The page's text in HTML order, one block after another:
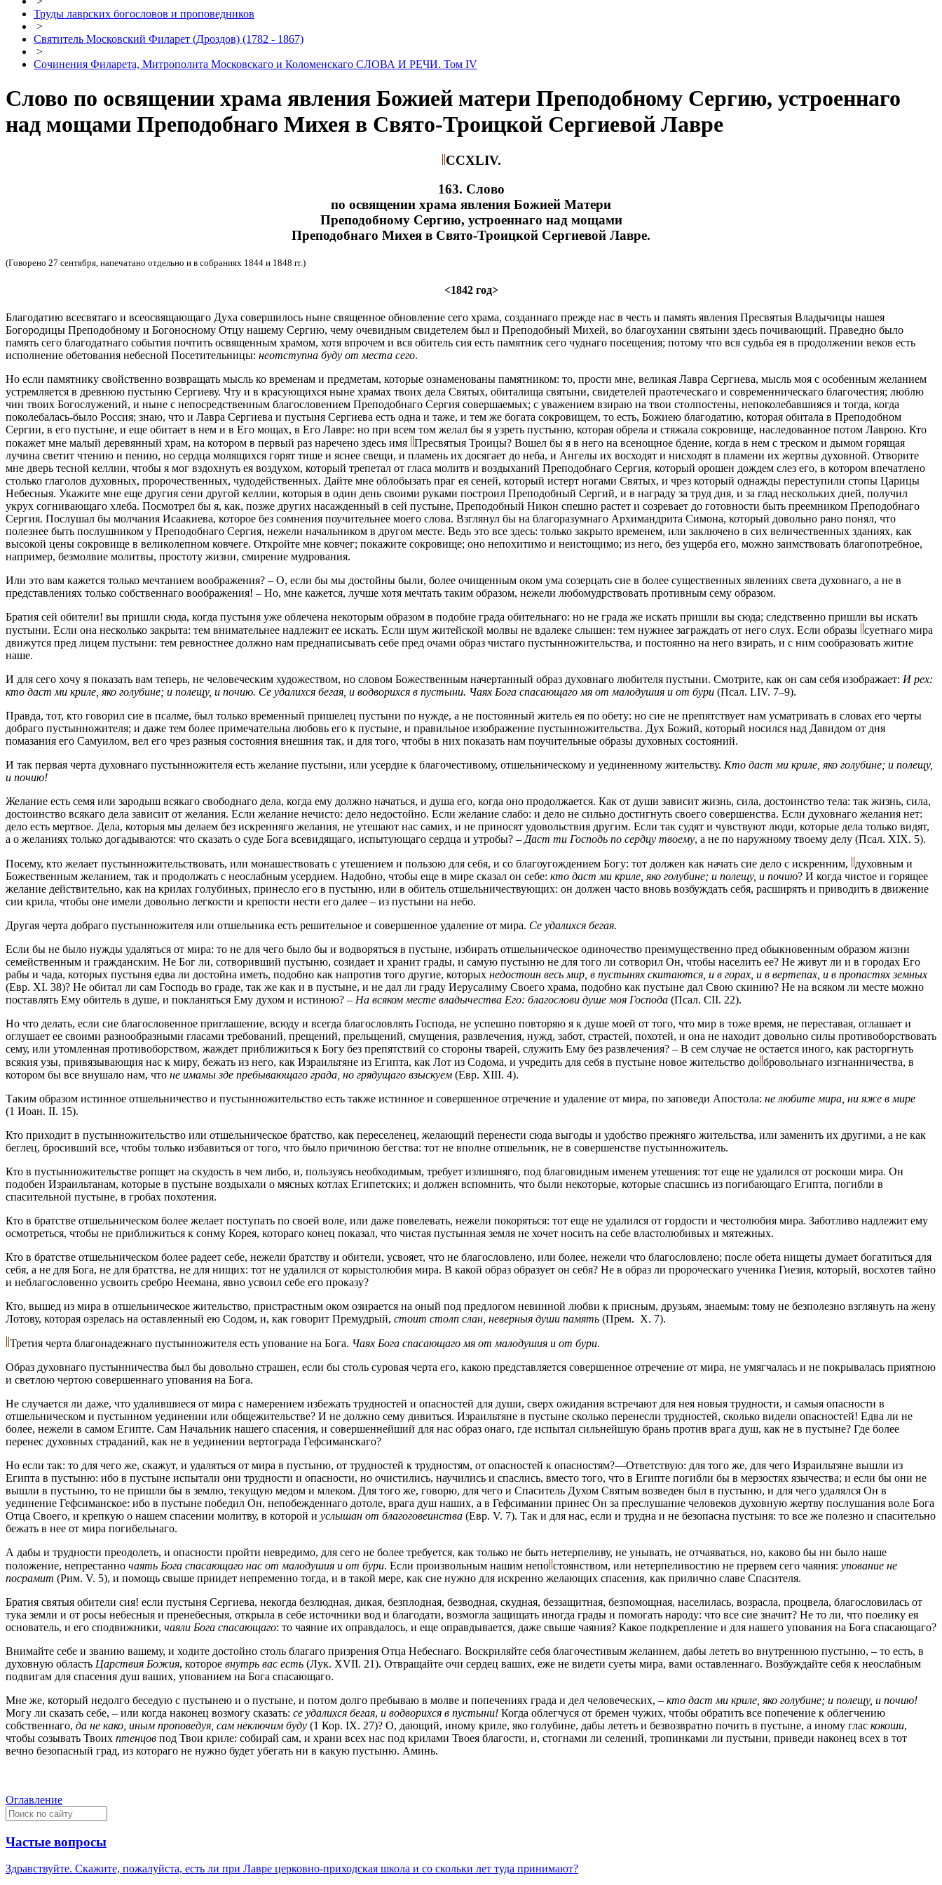
Труды лаврских богословов и проповедников
>
Святитель Московский Филарет (Дроздов) (1782 - 1867)
>
Сочинения Филарета, Митрополита Московскаго и Коломенскаго СЛОВА И РЕЧИ. Том IV
Слово по освящении храма явления Божией матери Преподобному Сергию, устроеннаго
над мощами Преподобнаго Михея в Свято-Троицкой Сергиевой Лавре
CСXLIV.
163. Слово
по освящении храма явления Божией Матери
Преподобному Сергию, устроеннаго над мощами
Преподобнаго Михея в Свято-Троицкой Сергиевой Лавре.
(Говорено 27 сентября, напечатано отдельно и в собраниях 1844 и 1848 гг.)
<1842 год>
Благодатию всесвятаго и всеосвящающаго Духа совершилось ныне священное обновление сего храма, созданнаго прежде нас в честь и память явления Пресвятыя Владычицы нашея
Богородицы Преподобному и Богоносному Отцу нашему Сергию, чему очевидным свидетелем был и Преподобный Михей, во благоухании святыни здесь почивающий. Праведно было
память сего благодатнаго события почтить освященным храмом, хотя впрочем и вся обитель сия есть памятник сего чуднаго посещения; потому что вся судьба ея в продолжении веков есть
исполнение обетования небесной Посетительницы: неотступна буду от места сего.
Но если памятнику свойственно возвращать мысль ко временам и предметам, которые ознаменованы памятником: то, прости мне, великая Лавра Сергиева, мысль моя с особенным желанием
устремляется в древнюю пустыню Сергиеву. Чту и в красующихся ныне храмах твоих дела Святых, обиталища святыни, свидетелей праотеческаго и современническаго благочестия; люблю
чин твоих Богослужений, и ныне с непосредственным благословением Преподобнаго Сергия совершаемых; с уважением взираю на твои столпостены, непоколебавшияся и тогда, когда
поколебалась-было Россия; знаю, что и Лавра Сергиева и пустыня Сергиева есть одна и таже, и тем же богата сокровищем, то есть, Божиею благодатию, которая обитала в Преподобном
Сергии, в его пустыне, и еще обитает в нем и в Его мощах, в Его Лавре: но при всем том желал бы я узреть пустыню, которая обрела и стяжала сокровище, наследованное потом Лаврою. Кто
покажет мне малый деревянный храм, на котором в первый раз наречено здесь имя Пресвятыя Троицы? Вошел бы я в него на всенощное бдение, когда в нем с треском и дымом горящая
лучина светит чтению и пению, но сердца молящихся горят тише и яснее свещи, и пламень их досягает до неба, и Ангелы их восходят и нисходят в пламени их жертвы духовной. Отворите
мне дверь тесной келлии, чтобы я мог вздохнуть ея воздухом, который трепетал от гласа молитв и воздыханий Преподобнаго Сергия, который орошен дождем слез его, в котором впечатлено
столько глаголов духовных, пророчественных, чудодейственных. Дайте мне облобызать праг ея сеней, который истерт ногами Святых, и чрез который однажды переступили стопы Царицы
Небесныя. Укажите мне еще другия сени другой келлии, которыя в один день своими руками построил Преподобный Сергий, и в награду за труд дня, и за глад нескольких дней, получил
укрух согнивающаго хлеба. Посмотрел бы я, как, позже других насажденный в сей пустыне, Преподобный Никон спешно растет и созревает до готовности быть преемником Преподобнаго
Сергия. Послушал бы молчания Исаакиева, которое без сомнения поучительнее моего слова. Взглянул бы на благоразумнаго Архимандрита Симона, который довольно рано понял, что
полезнее быть послушником у Преподобнаго Сергия, нежели начальником в другом месте. Ведь это все здесь: только закрыто временем, или заключено в сих величественных зданиях, как
высокой цены сокровище в великолепном ковчеге. Откройте мне ковчег; покажите сокровище; оно непохитимо и неистощимо; из него, без ущерба его, можно заимствовать благопотребное,
например, безмолвие молитвы, простоту жизни, смирение мудрования.
Или это вам кажется только мечтанием воображения? – О, если бы мы достойны были, более очищенным оком ума созерцать сие в более существенных явлениях света духовнаго, а не в
представлениях только собственнаго воображения! – Но, мне кажется, лучше хотя мечтать таким образом, нежели любомудрствовать противным сему образом.
Братия сей обители! вы пришли сюда, когда пустыня уже облечена некоторым образом в подобие града обительнаго: но не града же искать пришли вы сюда; следственно пришли вы искать
пустыни. Если она несколько закрыта: тем внимательнее надлежит ее искать. Если шум житейской молвы не вдалеке слышен: тем нужнее заграждать от него слух. Если образы суетнаго мира
движутся пред лицем пустыни: тем ревностнее должно нам преднаписывать себе пред очами образ чистаго пустынножительства, и постоянно на него взирать, и с ним сообразовать житие
наше.
И для сего хочу я показать вам теперь, не человеческим художеством, но словом Божественным начертанный образ духовнаго любителя пустыни. Смотрите, как он сам себя изображает: И рех:
кто даст ми криле, яко голубине; и полещу, и почию. Се удалихся бегая, и водворихся в пустыни. Чаях Бога спасающаго мя от малодушия и от бури (Псал. LIV. 7–9).
Правда, тот, кто говорил cиe в псалме, был только временный пришелец пустыни по нужде, а не постоянный житель ея по обету: но сие не препятствует нам усматривать в словах его черты
добраго пустынножителя; и даже тем более примечательна любовь его к пустыне, и правильное изображение пустынножительства. Дух Божий, который носился над Давидом от дня
помазания его Самуилом, вел его чрез разныя состояния внешния так, и для того, чтобы в них показать нам поучительные образы духовных состояний.
И так первая черта духовнаго пустынножителя есть желание пустыни, или усердие к благочестивому, отшельническому и уединенному жительству. Кто даст ми криле, яко голубине; и полещу,
и почию!
Желание есть семя или зародыш всякаго свободнаго дела, когда ему должно начаться, и душа его, когда оно продолжается. Как от души зависит жизнь, сила, достоинство тела: так жизнь, сила,
достоинство всякаго дела зависит от желания. Если желание нечисто: дело недостойно. Если желание слабо: и дело не сильно достигнуть своего совершенства. Если духовнаго желания нет:
дело есть мертвое. Дела, которыя мы делаем без искренняго желания, не утешают нас самих, и не приносят удовольствия другим. Если так судят и чувствуют люди, которые дела только видят,
а о желаниях только догадываются: что сказать о суде Бога всевидящаго, испытующаго сердца и утробы? – Даст ти Господь по сердцу твоему, а не по наружному твоему делу (Псал. XIX. 5).
Посему, кто желает пустынножительствовать, или монашествовать с утешением и пользою для себя, и со благоугождением Богу: тот должен как начать сие дело с искренним,
духовным и
Божественным желанием, так и продолжать с неослабным усердием. Надобно, чтобы еще в мире сказал он себе: кто даст ми криле, яко голубине; и полещу, и почию? И когда чистое и горящее
желание действительно, как на крилах голубиных, принесло его в пустыню, или в обитель отшельничествующих: он должен часто вновь возбуждать себя, расширять и приводить в движение
cии крила, чтобы оне имели довольно легкости и крепости нести его далее – из пустыни на небо.
Другая черта добраго пустынножителя или отшельника есть решительное и совершенное удаление от миpa. Се удалихся бегая.
Если бы не было нужды удаляться от мира: то не для чего было бы и водворяться в пустыне, избирать отшельническое одиночество преимущественно пред обыкновенным образом жизни
семейственным и гражданским. Не Бог ли, сотворивший пустыню, созидает и хранит грады, и самую пустыню не для того ли сотворил Он, чтобы населить ее? Не живут ли и в городах Его
рабы и чада, которых пустыня едва ли достойна иметь, подобно как напротив того другие, которых недостоин весь мир, в пустынях скитаются, и в горах, и в вертепах, и в пропастях земных
(Евр. XI. 38)? Не обитал ли сам Господь во граде, так же как и в пустыне, и не дал ли граду Иерусалиму Своего храма, подобно как пустыне дал Свою скинию? He на всяком ли месте можно
поставлять Ему обитель в душе, и покланяться Ему духом и истиною? – На всяком месте владычества Его: благослови душе моя Господа (Псал. СII. 22).
Но что делать, если cиe благословенное приглашение, всюду и всегда благословлять Господа, не успешно повторяю я к душе моей от того, что мир в тоже время, не переставая, оглашает и
оглушает ее своими разнообразными гласами требований, прещений, прельщений, смущения, развлечения, нужд, забот, страстей, похотей, и она не находит довольно силы противоборствовать
сему, или утомленная противоборством, жаждет приближиться к Богу без препятствий со стороны тварей, служить Ему без развлечения? – В сем случае не остается иного, как расторгнуть
всякия узы, привязывающия нас к миpy, бежать из него, как Израильтяне из Египта, как Лот из Содома, и учредить для себя в пустыне новое жительство до бровольнаго изгнанничества, в
котором бы все внушало нам, что не имамы зде пребывающаго града, но грядущаго взыскуем (Евр. XIII. 4).
Таким образом истинное отшельничество и пустынножительство есть также истинное и совершенное отречение и удаление от миpa, по заповеди Апостола: не любите мира, ни яже в мире
(1 Иoaн. II. 15).
Кто приходит в пустынножительство или отшельническое братство, как переселенец, желающий перенести сюда выгоды и удобство прежняго жительства, или заменить их другими, а не как
беглец, бросивший все, чтобы только избавиться от того, что было причиною бегства: тот не вполне отшельник, не в совершенстве пустынножитель.
Кто в пустынножительстве ропщет на скудость в чем либо, и, пользуясь необходимым, требует излишняго, под благовидным именем утешения: тот еще не удалился от роскоши мира. Он
подобен Израильтанам, которые в пустыне воздыхали о мясных котлах Египетских; и должен вспомнить, что были некоторые, которые спасшись из погибающаго Египта, погибли в
спасительной пустыне, в гробах похотения.
Кто в братстве отшельническом более желает поступать по своей воле, или даже повелевать, нежели покоряться: тот еще не удалился от гордости и честолюбия миpa. Заботливо надлежит ему
осмотреться, чтобы не приближиться к сонму Корея, котораго конец показал, что чистая пустынная земля не хочет носить на себе властолюбивых и мятежных.
Кто в братстве отшельническом более радеет себе, нежели братству и обители, усвояет, что не благословлено, или более, нежели что благословлено; после обета нищеты думает богатиться для
себя, а не для Бога, не для братства, не для нищих: тот не удалился от корыстолюбия миpa. В какой образ образует он себя? Не в образ ли пророческаго ученика Гиезия, который, восхотев тайно
и неблагословенно усвоить сребро Неемана, явно усвоил себе его проказу?
Кто, вышед из мира в отшельническое жительство, пристрастным оком озирается на оный под предлогом невинной любви к присным, друзьям, знаемым: тому не безполезно взглянуть на жену
Лотову, которая озрелась на оставленный ею Содом, и, как говорит Премудрый, стоит столп слан, неверныя души память (Прем. X. 7).
Третия черта благонадежнаго пустынножителя есть упование на Бога. Чаях Бога спасающаго мя от малодушия и от бури.
Образ духовнаго пустынничества был бы довольно страшен, если бы столь суровая черта его, какою представляется совершенное отречение от миpa, не умягчалась и не покрывалась приятною
и светлою чертою совершеннаго упования на Бога.
Не случается ли даже, что удалившиеся от мира с намерением избежать трудностей и опасностей для души, сверх ожидания встречают для нея новыя трудности, и самыя опасности в
отшельническом и пустынном уединении или общежительстве? И не должно сему дивиться. Израильтяне в пустыне сколько перенесли трудностей, сколько видели опасностей! Едва ли не
более, нежели в самом Египте. Сам Начальник нашего спасения, и совершеннейший для нас образ онаго, где испытал сильнейшую брань против врага душ, как не в пустыне? Где более
перенес духовных страданий, как не в уединении вертограда Гефсиманскаго?
Но если так: то для чего же, скажут, и удаляться от мира в пустыню, от трудностей к трудностям, от опасностей к опасностям?—Ответствую: для того же, для чего Израильтяне вышли из
Египта в пустыню: ибо в пустыне испытали они трудности и опасности, но очистились, научились и спаслись, вместо того, что в Египте погибли бы в мерзостях язычества; и если бы они не
вышли в пустыню, то не пришли бы в землю, текущую медом и млеком. Для того же, говорю, для чего и Спаситель Духом Святым возведен был в пустыню, и для чего удалялся Он в
уединение Гефсиманское: ибо в пустыне победил Он, непобежденнаго дотоле, врага душ наших, а в Гефсимании принес Он за преслушание человеков духовную жертву послушания воле Бога
Отца Своего, и крепкую о нашем спасении молитву, в которой и услышан от благоговеинства (Евр. V. 7). Так и для нас, если и трудна и не безопасна пустыня: то все же полезно и спасительно
бежать в нее от мира погибельнаго.
А дабы и трудности преодолеть, и опасности пройти невредимо, для сего не более требуется, как только не быть нетерпеливу, не унывать, не отчаяваться, но, каково бы ни было наше
положение, непрестанно чаять Бога спасающаго нас от малодушия и от бури. Если произвольным нашим непо стоянством, или нетерпеливостию не прервем сего чаяния: упование не
посрамит (Рим. V. 5), и помощь свыше приидет непременно тогда, и в такой мере, как сие нужно для искренно желающих спасения, как прилично славе Спасителя.
Братия святыя обители сия! если пустыня Сергиева, некогда безлюдная, дикая, безплодная, безводная, скудная, беззащитная, безпомощная, населилась, возрасла, процвела, благословилась от
тука земли и от росы небесныя и пренебесныя, открыла в себе источники вод и благодати, возмогла защищать иногда грады и помогать народу: что все сие значит? Не то ли, что поелику ея
основатель, и его сподвижники, чаяли Бога спасающаго: то чаяние их оправдалось, и еще оправдывается, даже свыше чаяния? Какое подкрепление и для нашего упования на Бога спасающаго?
Внимайте себе и званию вашему, и ходите достойно столь благаго призрения Отца Heбеcнaгo. Воскриляйте себя благочестивым желанием, дабы лететь во внутреннюю пустыню, – то есть, в
духовную область Царствия Божия, которое внутрь вас есть (Лук. XVII. 21). Отвращайте очи сердец ваших, еже не видети суеты мира, вами оставленнаго. Возбуждайте себя к неослабным
подвигам для спасения душ ваших, упованием на Бога спасающаго.
Мне же, который недолго беседую с пустынею и о пустыне, и потом долго пребываю в молве и попечениях града и дел человеческих, – кто даст ми криле, яко голубине; и полещу, и почию!
Могу ли сказать себе, – или когда наконец возмогу сказать: се удалихся бегая, и водворихся в пустыни! Когда облегчуся от бремен чужих, чтобы обратить все попечение к облегчению
собственнаго, да не како, иным проповедуя, сам неключим буду (1 Кор. IX. 27)? О, дающий, иному криле, яко голубине, дабы лететь и безвозвратно почить в пустыне, а иному глас кокоши,
чтобы созывать Твоих птенцов под Твои криле: собирай сам, и храни всех нас под крилами Твоея благости, и, стогнами ли селений, тропинками ли пустыни, приведи наконец всех в тот
вечно безопасный град, из котораго не нужно будет убегать ни в какую пустыню. Аминь.
Оглавление
Частые вопросы
Здравствуйте. Скажите, пожалуйста, есть ли при Лавре церковно-приходская школа и со скольки лет туда принимают?